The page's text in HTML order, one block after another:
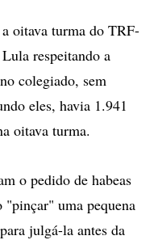
oitava turma do TRF-
respeitando a
colegiado, sem
eles, havia 1.941
oitava turma.
o pedido de habeas
uma pequena
julgá-la antes da